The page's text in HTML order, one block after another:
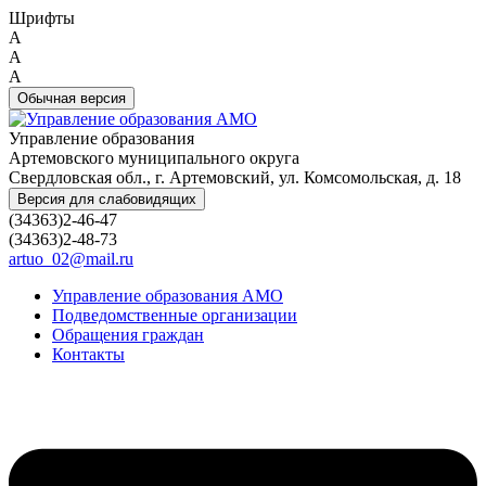
Шрифты
A
A
A
Обычная версия
Управление образования
Артемовского муниципального округа
Свердловская обл., г. Артемовский, ул. Комсомольская, д. 18
Версия для слабовидящих
(34363)2-46-47
(34363)2-48-73
artuo_02@mail.ru
Управление образования АМО
Подведомственные организации
Обращения граждан
Контакты